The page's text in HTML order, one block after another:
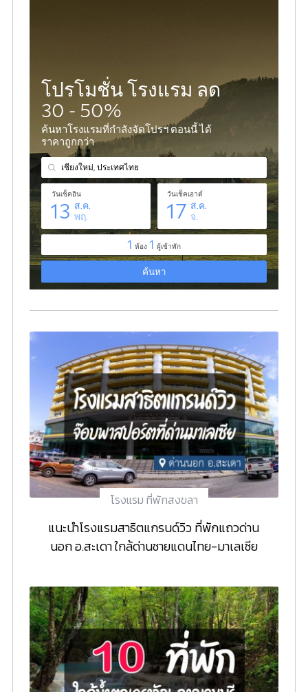
โรงแรม ที่พักสงขลา
แนะนำโรงแรมสาธิตแกรนด์วิว ที่พักแถวด่าน
นอก อ.สะเดา ใกล้ด่านชายแดนไทย-มาเลเซีย